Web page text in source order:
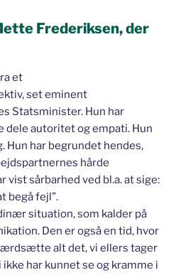
Frederiksen, der
et
set eminent
Statsminister. Hun har
dele autoritet og empati. Hun
Hun har begrundet hendes,
hårde
vist sårbarhed ved bl.a. at sige:
begå fejl”.
situation, som kalder på
Den er også en tid, hvor
alt det, vi ellers tager
har kunnet se og kramme i